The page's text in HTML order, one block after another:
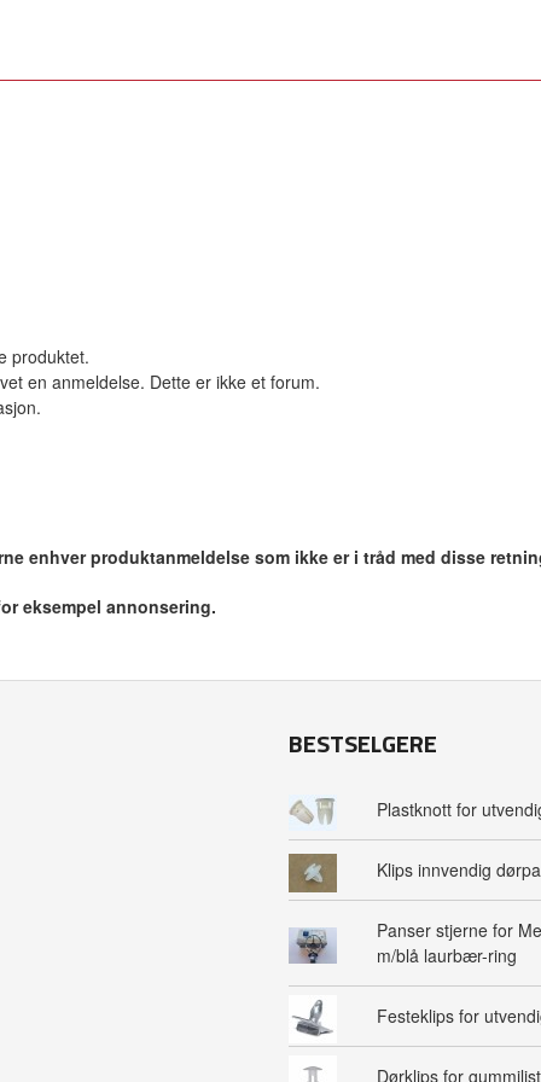
produktet.
en anmeldelse. Dette er ikke et forum.
enhver produktanmeldelse som ikke er i tråd med disse
eksempel annonsering.
BESTSELGERE
Plastknott for
Klips innvendig
Panser stjerne for
m/blå laurbær-ring
Festeklips for
Dørklips for gummilist